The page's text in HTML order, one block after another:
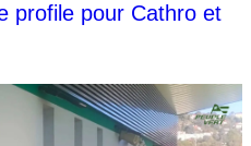
profile pour Cathro et